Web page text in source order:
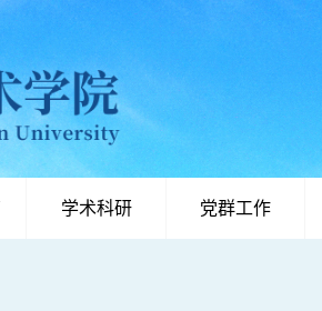
学术科研 党群工作